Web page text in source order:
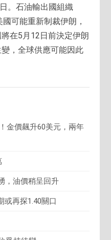
。石油輸出國組織
可能重新制裁伊朗，
在5月12日前決定伊朗
，全球供應可能因此
金價飆升60美元，兩年
，油價稍呈回升
或再探1.40關口